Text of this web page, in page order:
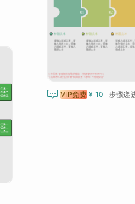
 VIP免费 ¥ 10